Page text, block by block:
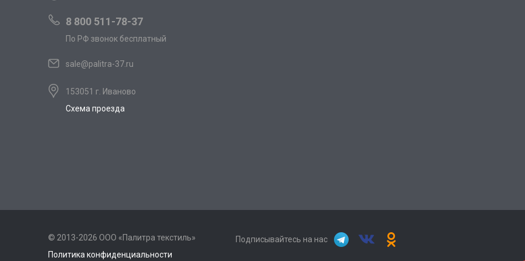
8 800 511-78-37
По РФ звонок бесплатный
sale@palitra-37.ru
153051 г. Иваново
Схема проезда
© 2013-2026 ООО «Палитра текстиль»
Политика конфиденциальности
Подписывайтесь на нас